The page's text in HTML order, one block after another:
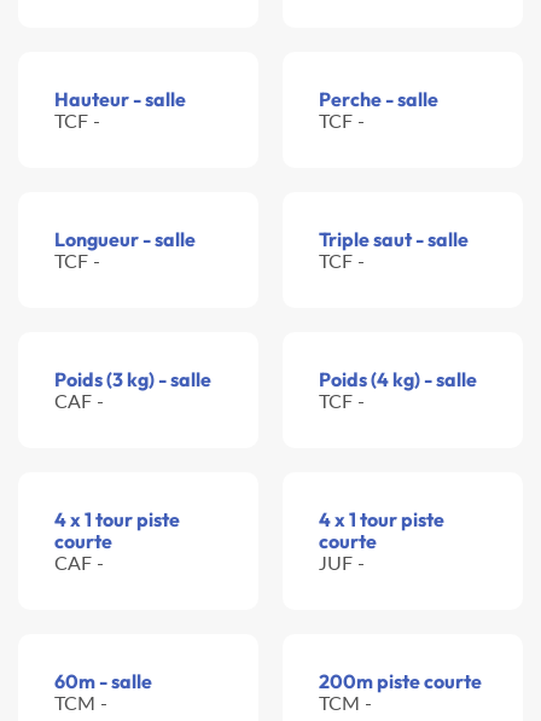
Hauteur - salle
TCF -
Perche - salle
TCF -
Longueur - salle
TCF -
Triple saut - salle
TCF -
Poids (3 kg) - salle
CAF -
Poids (4 kg) - salle
TCF -
4 x 1 tour piste
courte
CAF -
4 x 1 tour piste
courte
JUF -
60m - salle
TCM -
200m piste courte
TCM -